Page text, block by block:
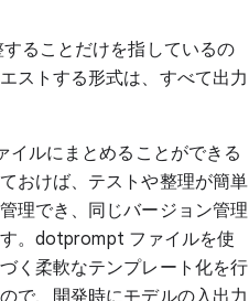
ることだけを指しているの
ストする形式は、すべて出力
イルにまとめることができる
おけば、テストや整理が簡単
理でき、同じバージョン管理
。dotprompt ファイルを使
く柔軟なテンプレート化を行
で、開発時にモデルの入出力